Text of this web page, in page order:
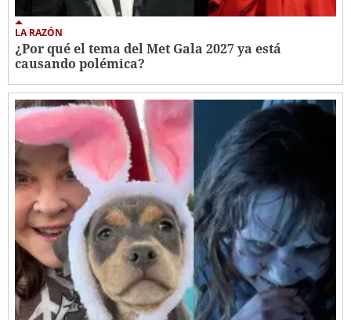
LA RAZÓN
¿Por qué el tema del Met Gala 2027 ya está
causando polémica?